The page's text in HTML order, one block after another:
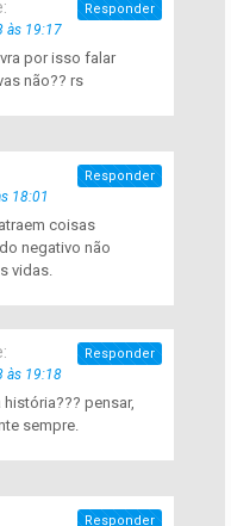
às 19:17
por isso falar
não?? rs
Responder
18:01
coisas
negativo não
vidas.
Responder
às 19:18
história??? pensar,
sempre.
Responder
Responder